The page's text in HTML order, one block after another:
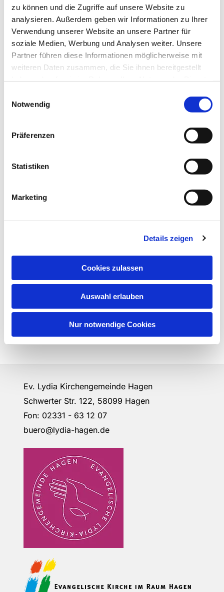
zu können und die Zugriffe auf unsere Website zu
analysieren. Außerdem geben wir Informationen zu Ihrer
Verwendung unserer Website an unsere Partner für
soziale Medien, Werbung und Analysen weiter. Unsere
Partner führen diese Informationen möglicherweise mit
weiteren Daten zusammen, die Sie ihnen bereitgestellt
Notwendig
Präferenzen
Statistiken
Marketing
Details zeigen
Cookies zulassen
Auswahl erlauben
Nur notwendige Cookies
Dies könnte Sie auch
interessieren
Ev. Lydia Kirchengemeinde Hagen
Schwerter Str. 122, 58099 Hagen
Fon: 02331 - 63 12 07
buero@lydia-hagen.de